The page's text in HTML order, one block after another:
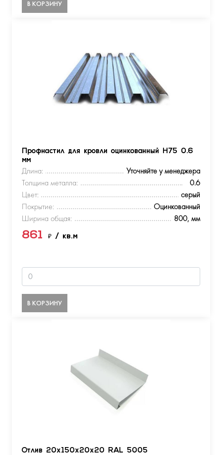
В КОРЗИНУ
Профнастил для кровли оцинкованный Н75 0.6
мм
Длина:
Уточняйте у менеджера
Толщина металла:
0.6
Цвет:
серый
Покрытие:
Оцинкованный
Ширина общая:
800, мм
861 ₽ / кв.м
В КОРЗИНУ
Отлив 20х150х20х20 RAL 5005